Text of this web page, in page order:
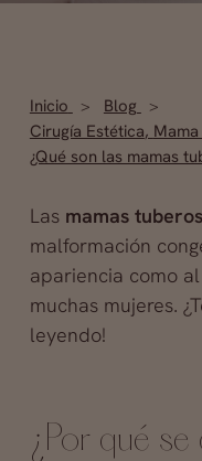
Inicio
Blog
Cirugía Estética,
¿Qué son las mamas
Las mamas
malformación
apariencia como
muchas mujeres.
leyendo!
¿Por qué